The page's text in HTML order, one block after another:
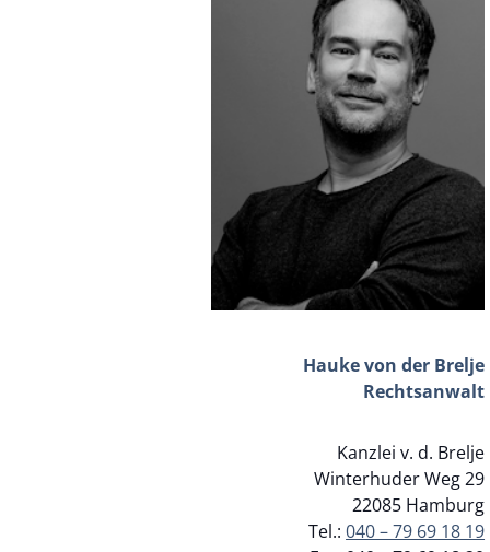
Hauke von der Brelje
Rechtsanwalt
Kanzlei v. d. Brelje
Winterhuder Weg 29
22085 Hamburg
Tel.:040 – 79 69 18 19